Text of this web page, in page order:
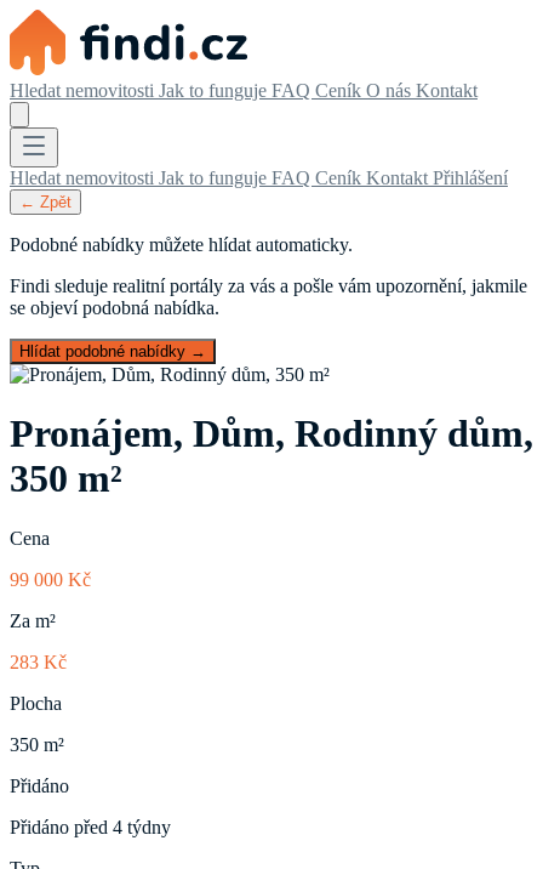
Hledat nemovitosti Jak to funguje FAQ Ceník O nás Kontakt
Hledat nemovitosti Jak to funguje FAQ Ceník Kontakt Přihlášení
← Zpět
Podobné nabídky můžete hlídat automaticky.
Findi sleduje realitní portály za vás a pošle vám upozornění, jakmile
se objeví podobná nabídka.
Hlídat podobné nabídky →
Pronájem, Dům, Rodinný dům,
350 m²
Cena
99 000 Kč
Za m²
283 Kč
Plocha
350 m²
Přidáno
Přidáno před 4 týdny